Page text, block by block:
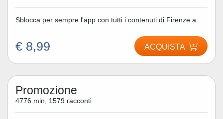
Sblocca per sempre l'app con tutti i contenuti di Firenze a
€ 8,99 ACQUISTA
Promozione
4776 min, 1579 racconti